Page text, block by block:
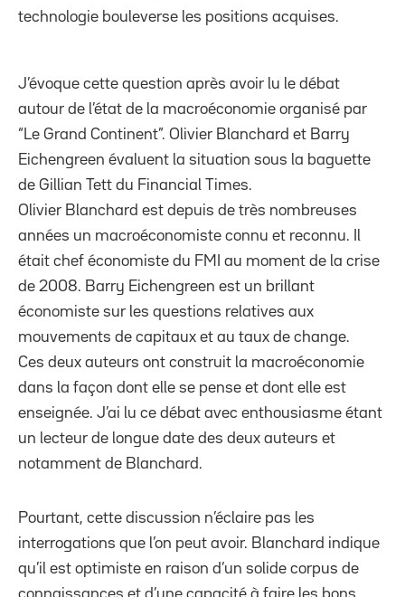
technologie bouleverse les positions acquises.
J’évoque cette question après avoir lu le débat
autour de l’état de la macroéconomie organisé par
“Le Grand Continent”. Olivier Blanchard et Barry
Eichengreen évaluent la situation sous la baguette
de Gillian Tett du Financial Times.
Olivier Blanchard est depuis de très nombreuses
années un macroéconomiste connu et reconnu. Il
était chef économiste du FMI au moment de la crise
de 2008. Barry Eichengreen est un brillant
économiste sur les questions relatives aux
mouvements de capitaux et au taux de change.
Ces deux auteurs ont construit la macroéconomie
dans la façon dont elle se pense et dont elle est
enseignée. J’ai lu ce débat avec enthousiasme étant
un lecteur de longue date des deux auteurs et
notamment de Blanchard.
Pourtant, cette discussion n’éclaire pas les
interrogations que l’on peut avoir. Blanchard indique
qu’il est optimiste en raison d’un solide corpus de
connaissances et d’une capacité à faire les bons